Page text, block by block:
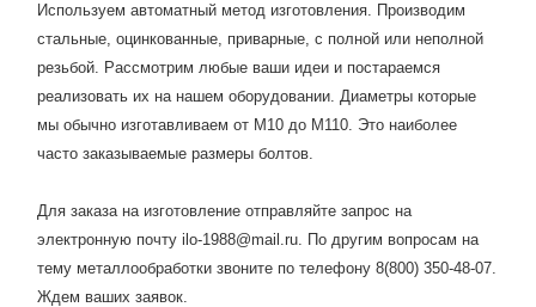
Используем автоматный метод изготовления. Производим
стальные, оцинкованные, приварные, с полной или неполной
резьбой. Рассмотрим любые ваши идеи и постараемся
реализовать их на нашем оборудовании. Диаметры которые
мы обычно изготавливаем от М10 до М110. Это наиболее
часто заказываемые размеры болтов.
Для заказа на изготовление отправляйте запрос на
электронную почту ilo-1988@mail.ru. По другим вопросам на
тему металлообработки звоните по телефону 8(800) 350-48-07.
Ждем ваших заявок.